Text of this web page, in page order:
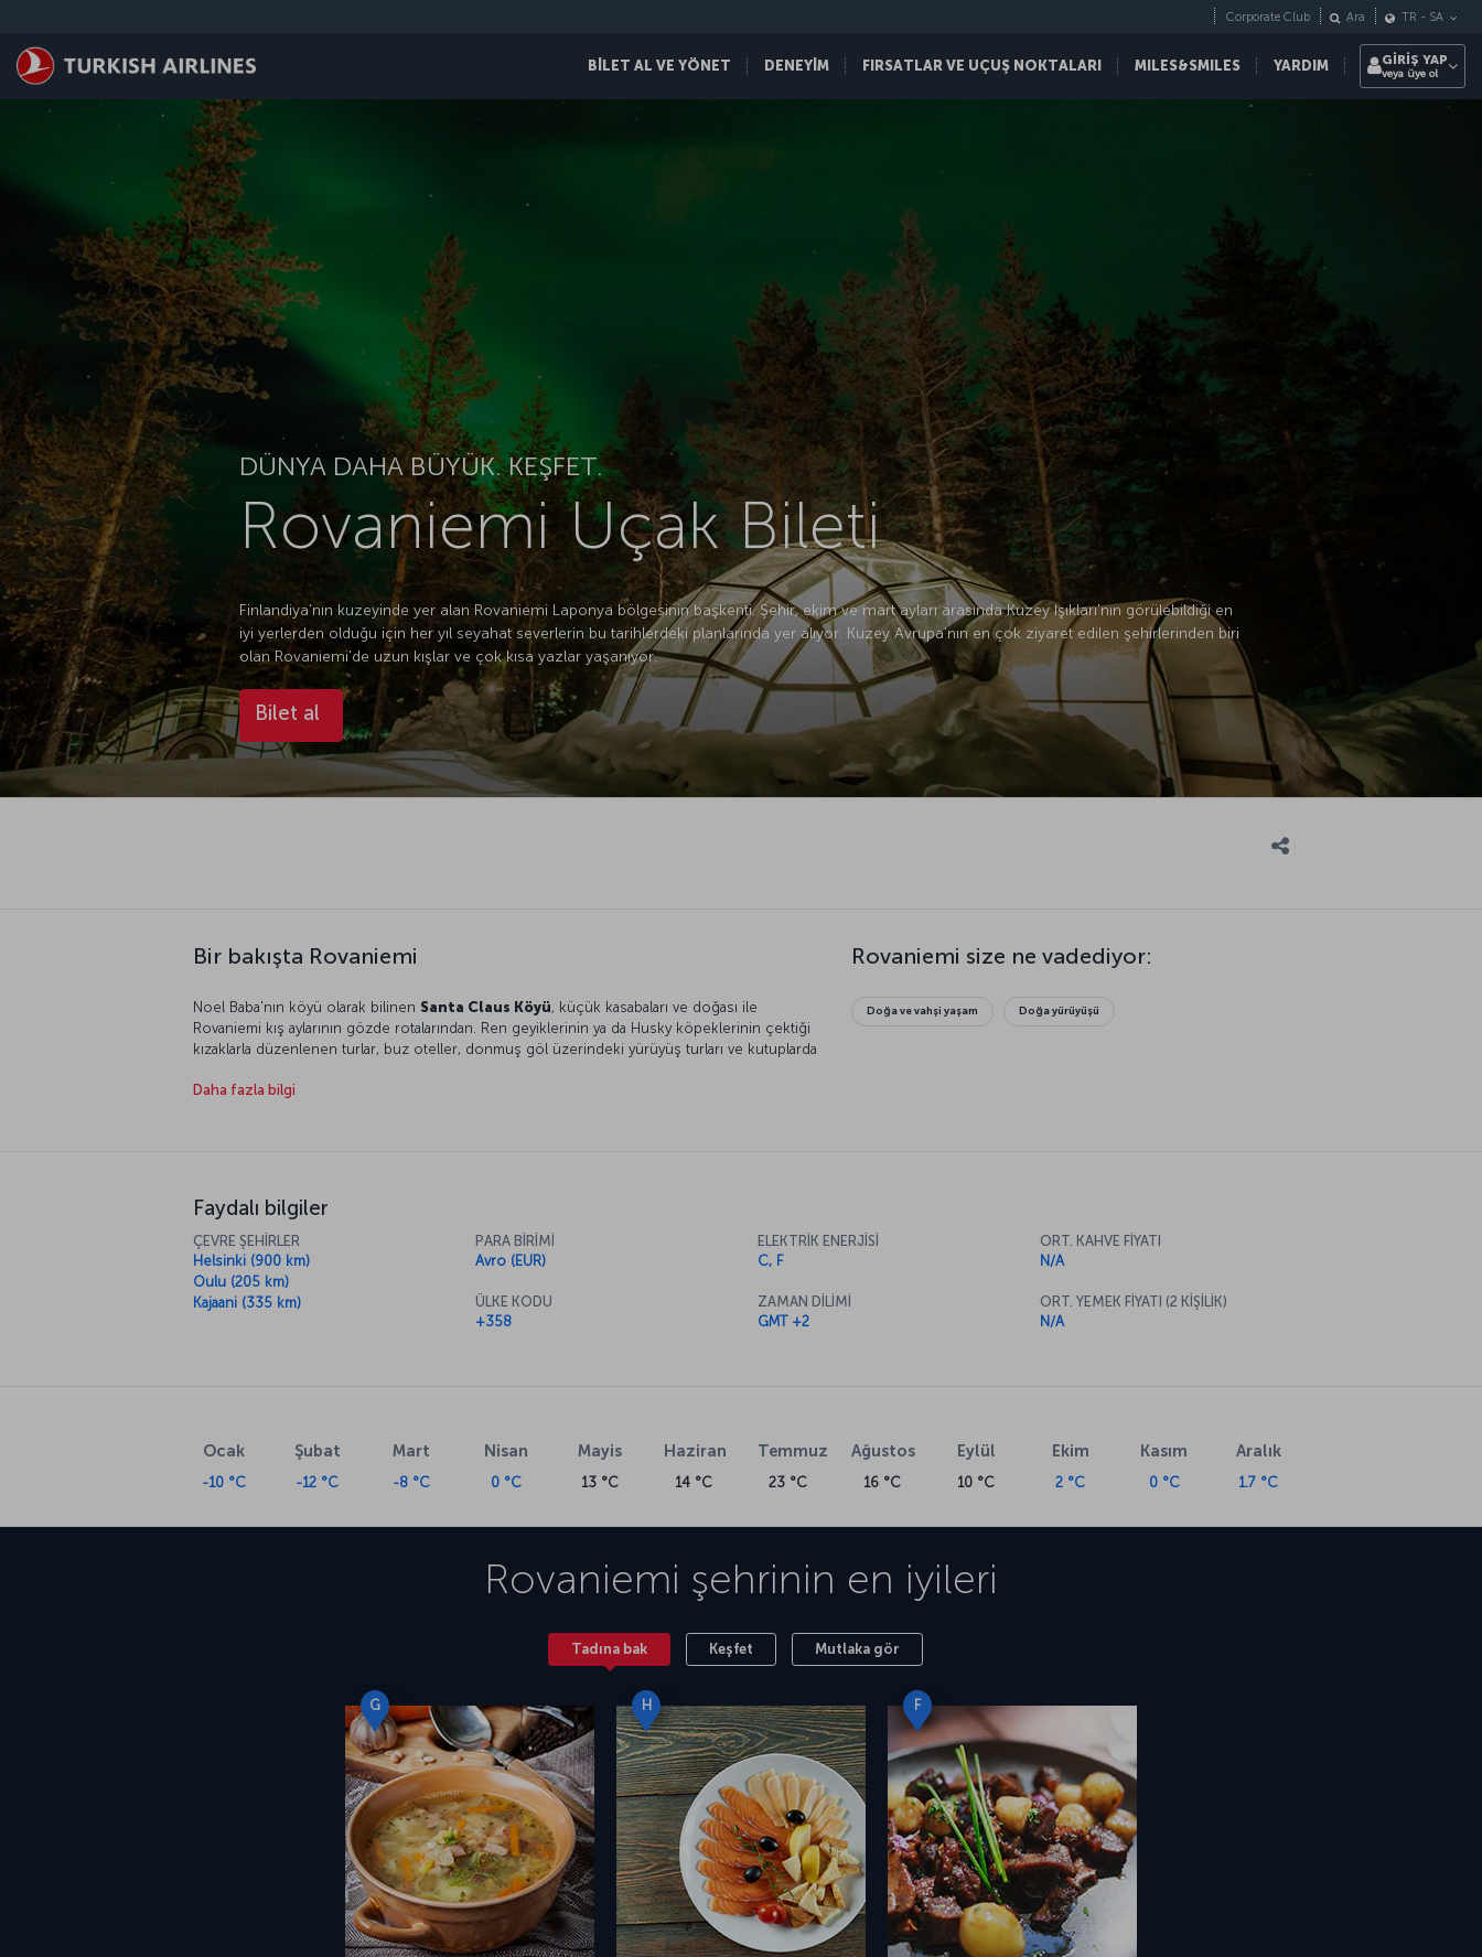
BİLET AL VE YÖNET DENEYİM FIRSATLAR VE UÇUŞ NOKTALARI MILES&SMILES YARDIM
Corporate Club Ara TR - SA
GİRİŞ YAP
veya üye ol
DÜNYA DAHA BÜYÜK. KEŞFET.
Rovaniemi Uçak Bileti
Finlandiya'nın kuzeyinde yer alan Rovaniemi Laponya bölgesinin başkenti. Şehir, ekim ve mart ayları arasında Kuzey Işıkları'nın görülebildiği en
iyi yerlerden olduğu için her yıl seyahat severlerin bu tarihlerdeki planlarında yer alıyor. Kuzey Avrupa'nın en çok ziyaret edilen şehirlerinden biri
olan Rovaniemi'de uzun kışlar ve çok kısa yazlar yaşanıyor.
Bilet al
Bir bakışta Rovaniemi
Noel Baba'nın köyü olarak bilinen Santa Claus Köyü, küçük kasabaları ve doğası ile
Rovaniemi kış aylarının gözde rotalarından. Ren geyiklerinin ya da Husky köpeklerinin çektiği
kızaklarla düzenlenen turlar, buz oteller, donmuş göl üzerindeki yürüyüş turları ve kutuplarda
yaşayabileceğiniz bir yer. Soğuğu iliklerinize kadar hissedeceğiniz Rovaniemi’ye gitmeden
Daha fazla bilgi
Rovaniemi size ne vadediyor:
Doğa ve vahşi yaşam Doğa yürüyüşü
Faydalı bilgiler
ÇEVRE ŞEHİRLER
Helsinki (900 km)
Oulu (205 km)
Kajaani (335 km)
PARA BİRİMİ
Avro (EUR)
ÜLKE KODU
+358
ELEKTRİK ENERJİSİ
C, F
ZAMAN DİLİMİ
GMT +2
ORT. KAHVE FİYATI
N/A
ORT. YEMEK FİYATI (2 KİŞİLİK)
N/A
Ocak
-10 °C
Şubat
-12 °C
Mart
-8 °C
Nisan
0 °C
Mayis
13 °C
Haziran
14 °C
Temmuz
23 °C
Ağustos
16 °C
Eylül
10 °C
Ekim
2 °C
Kasım
0 °C
Aralık
1.7 °C
Rovaniemi şehrinin en iyileri
Tadına bak Keşfet Mutlaka gör
G H F